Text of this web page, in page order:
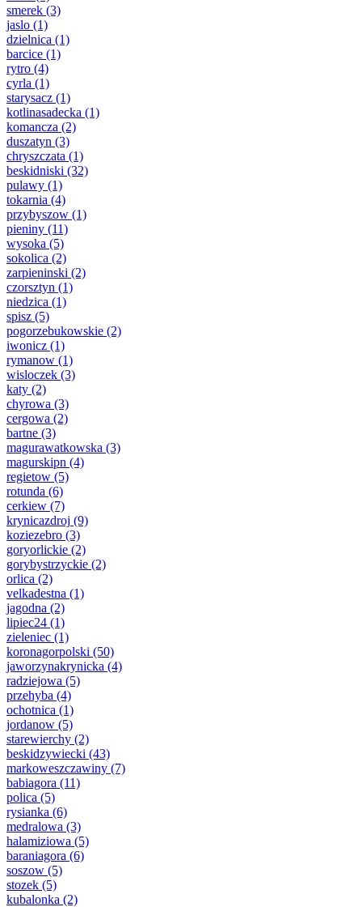
smerek (3)
jaslo (1)
dzielnica (1)
barcice (1)
rytro (4)
cyrla (1)
starysacz (1)
kotlinasadecka (1)
komancza (2)
duszatyn (3)
chryszczata (1)
beskidniski (32)
pulawy (1)
tokarnia (4)
przybyszow (1)
pieniny (11)
wysoka (5)
sokolica (2)
zarpieninski (2)
czorsztyn (1)
niedzica (1)
spisz (5)
pogorzebukowskie (2)
iwonicz (1)
rymanow (1)
wisloczek (3)
katy (2)
chyrowa (3)
cergowa (2)
bartne (3)
magurawatkowska (3)
magurskipn (4)
regietow (5)
rotunda (6)
cerkiew (7)
krynicazdroj (9)
koziezebro (3)
goryorlickie (2)
gorybystrzyckie (2)
orlica (2)
velkadestna (1)
jagodna (2)
lipiec24 (1)
zieleniec (1)
koronagorpolski (50)
jaworzynakrynicka (4)
radziejowa (5)
przehyba (4)
ochotnica (1)
jordanow (5)
starewierchy (2)
beskidzywiecki (43)
markoweszczawiny (7)
babiagora (11)
polica (5)
rysianka (6)
medralowa (3)
halamiziowa (5)
baraniagora (6)
soszow (5)
stozek (5)
kubalonka (2)